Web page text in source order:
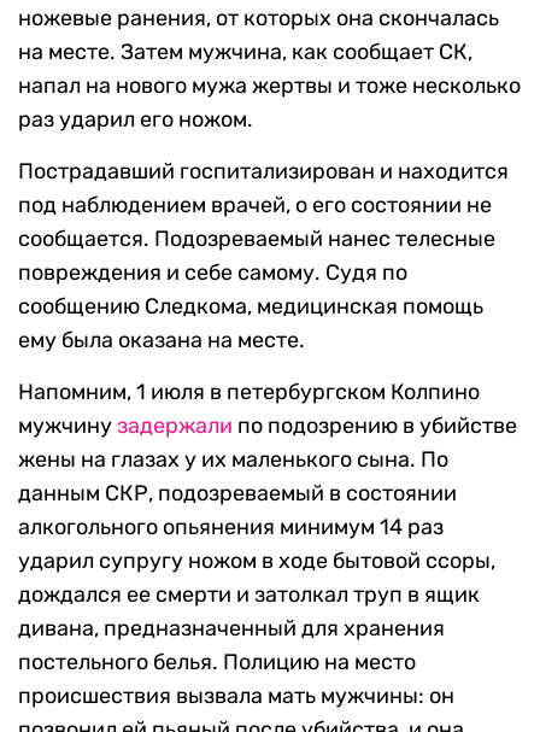
ножевые ранения, от которых она скончалась
на месте. Затем мужчина, как сообщает СК,
напал на нового мужа жертвы и тоже несколько
раз ударил его ножом.
Пострадавший госпитализирован и находится
под наблюдением врачей, о его состоянии не
сообщается. Подозреваемый нанес телесные
повреждения и себе самому. Судя по
сообщению Следкома, медицинская помощь
ему была оказана на месте.
Напомним, 1 июля в петербургском Колпино
мужчинузадержали по подозрению в убийстве
жены на глазах у их маленького сына. По
данным СКР, подозреваемый в состоянии
алкогольного опьянения минимум 14 раз
ударил супругу ножом в ходе бытовой ссоры,
дождался ее смерти и затолкал труп в ящик
дивана, предназначенный для хранения
постельного белья. Полицию на место
происшествия вызвала мать мужчины: он